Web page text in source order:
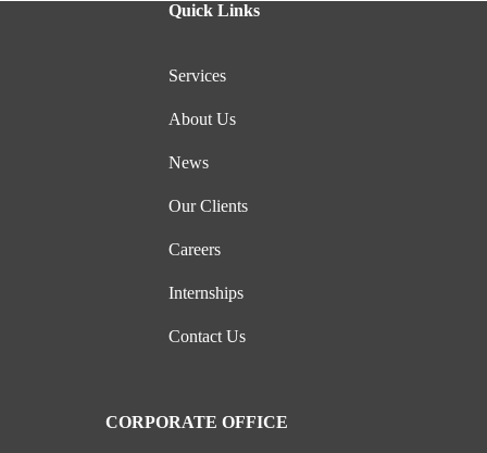
Quick Links
Services
About Us
News
Our Clients
Careers
Internships
Contact Us
CORPORATE OFFICE